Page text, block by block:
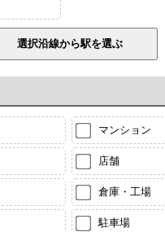
マンション
店舗
倉庫・工場
駐車場